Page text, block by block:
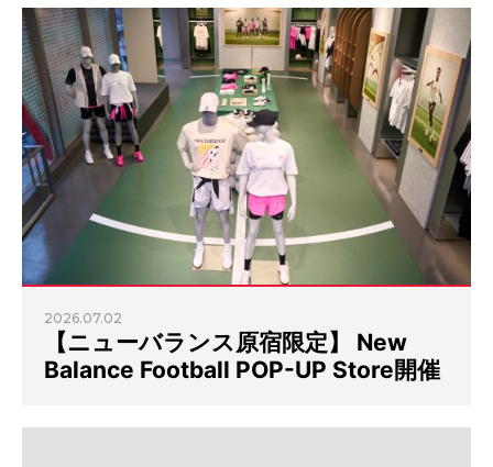
2026.07.02
【ニューバランス原宿限定】 New
Balance Football POP-UP Store開催